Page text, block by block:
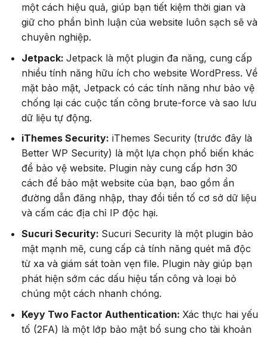
một cách hiệu quả, giúp bạn tiết kiệm thời gian và
giữ cho phần bình luận của website luôn sạch sẽ và
chuyên nghiệp.
Jetpack: Jetpack là một plugin đa năng, cung cấp
nhiều tính năng hữu ích cho website WordPress. Về
mặt bảo mật, Jetpack có các tính năng như bảo vệ
chống lại các cuộc tấn công brute-force và sao lưu
dữ liệu tự động.
iThemes Security: iThemes Security (trước đây là
Better WP Security) là một lựa chọn phổ biến khác
để bảo vệ website. Plugin này cung cấp hơn 30
cách để bảo mật website của bạn, bao gồm ẩn
đường dẫn đăng nhập, thay đổi tiền tố cơ sở dữ liệu
và cấm các địa chỉ IP độc hại.
Sucuri Security: Sucuri Security là một plugin bảo
mật mạnh mẽ, cung cấp cả tính năng quét mã độc
từ xa và giám sát toàn vẹn file. Plugin này giúp bạn
phát hiện sớm các dấu hiệu tấn công và loại bỏ
chúng một cách nhanh chóng.
Keyy Two Factor Authentication: Xác thực hai yếu
tố (2FA) là một lớp bảo mật bổ sung cho tài khoản